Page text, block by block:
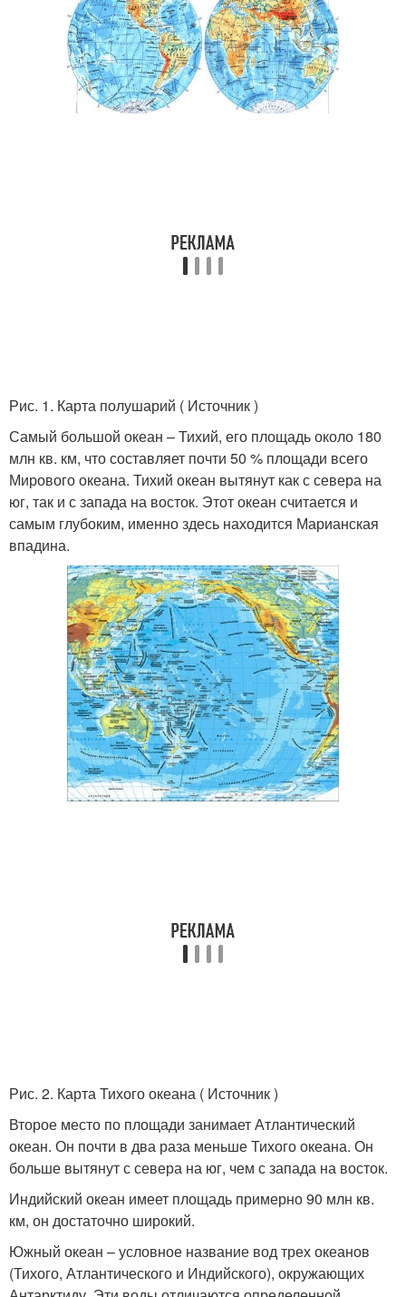
Рис. 1. Карта полушарий ( Источник )
Самый большой океан – Тихий, его площадь около 180
млн кв. км, что составляет почти 50 % площади всего
Мирового океана. Тихий океан вытянут как с севера на
юг, так и с запада на восток. Этот океан считается и
самым глубоким, именно здесь находится Марианская
впадина.
Рис. 2. Карта Тихого океана ( Источник )
Второе место по площади занимает Атлантический
океан. Он почти в два раза меньше Тихого океана. Он
больше вытянут с севера на юг, чем с запада на восток.
Индийский океан имеет площадь примерно 90 млн кв.
км, он достаточно широкий.
Южный океан – условное название вод трех океанов
(Тихого, Атлантического и Индийского), окружающих